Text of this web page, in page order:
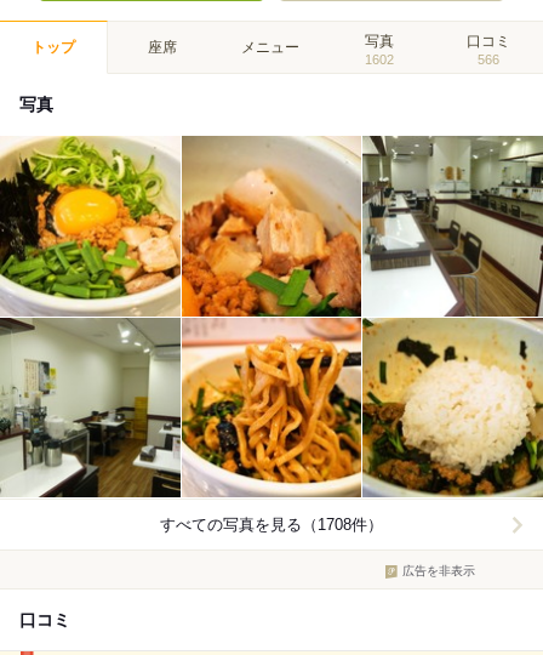
トップ 座席 メニュー 写真
1602
口コミ
566
写真
すべての写真を見る（1708件）
広告を非表示
口コミ